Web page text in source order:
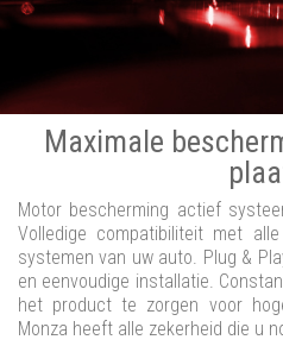
Maximale
Motor bescherming actief
Volledige compatibiliteit met
systemen van uw auto. Plug &
en eenvoudige installatie.
het product te zorgen voor
Monza heeft alle zekerheid die u